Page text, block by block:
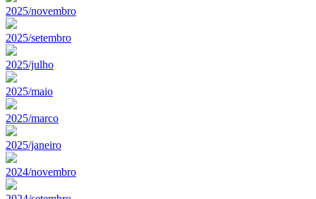
2025/novembro
2025/setembro
2025/julho
2025/maio
2025/marco
2025/janeiro
2024/novembro